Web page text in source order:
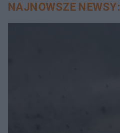
NAJNOWSZE NEWSY: